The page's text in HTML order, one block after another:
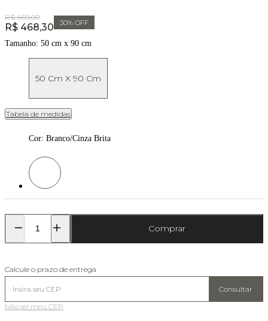
Original Price:
R$ 669,00
Price:
R$ 468,30 30% OFF
Tamanho: 50 cm x 90 cm
50 Cm X 90 Cm
Tabela de medidas
Cor: Branco/Cinza Brita
Cor: Branco/Cinza Brita
Comprar
Calcule o prazo de entrega
Consultar
Não sei meu CEP